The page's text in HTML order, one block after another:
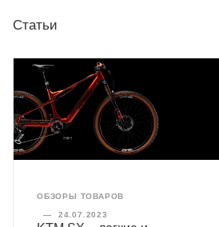
Статьи
ОБЗОРЫ ТОВАРОВ
— 24.07.2023